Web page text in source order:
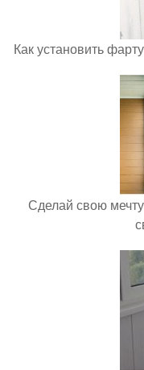
Как установить
Сделай свою